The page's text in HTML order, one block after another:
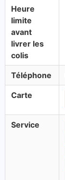
Heure
limite
avant
livrer les
colis
Téléphone
Carte
Service